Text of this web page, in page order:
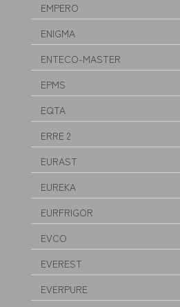
EMPERO
ENIGMA
ENTECO-MASTER
EPMS
EQTA
ERRE 2
EURAST
EUREKA
EURFRIGOR
EVCO
EVEREST
EVERPURE